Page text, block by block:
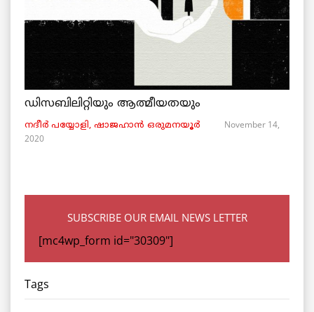
ഡിസബിലിറ്റിയും ആത്മീയതയും
നദീർ പയ്യോളി, ഷാജഹാൻ ഒരുമനയൂർ
November 14,
2020
SUBSCRIBE OUR EMAIL NEWS LETTER
[mc4wp_form id="30309"]
Tags